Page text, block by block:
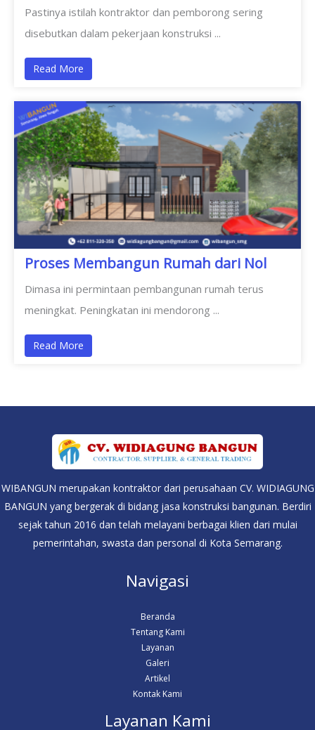
Pastinya istilah kontraktor dan pemborong sering
disebutkan dalam pekerjaan konstruksi ...
Read More
Proses Membangun Rumah dari Nol
Dimasa ini permintaan pembangunan rumah terus
meningkat. Peningkatan ini mendorong ...
Read More
WIBANGUN merupakan kontraktor dari perusahaan CV. WIDIAGUNG
BANGUN yang bergerak di bidang jasa konstruksi bangunan. Berdiri
sejak tahun 2016 dan telah melayani berbagai klien dari mulai
pemerintahan, swasta dan personal di Kota Semarang.
Navigasi
Beranda
Tentang Kami
Layanan
Galeri
Artikel
Kontak Kami
Layanan Kami